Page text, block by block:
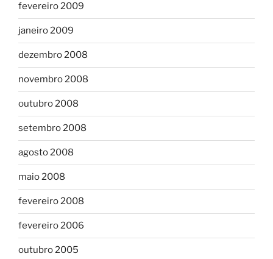
fevereiro 2009
janeiro 2009
dezembro 2008
novembro 2008
outubro 2008
setembro 2008
agosto 2008
maio 2008
fevereiro 2008
fevereiro 2006
outubro 2005